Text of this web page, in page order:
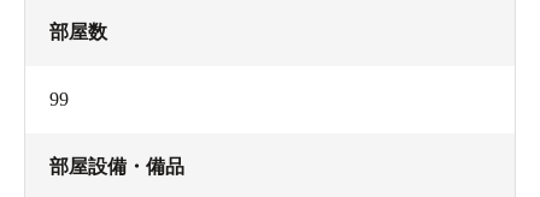
部屋数
99
部屋設備・備品